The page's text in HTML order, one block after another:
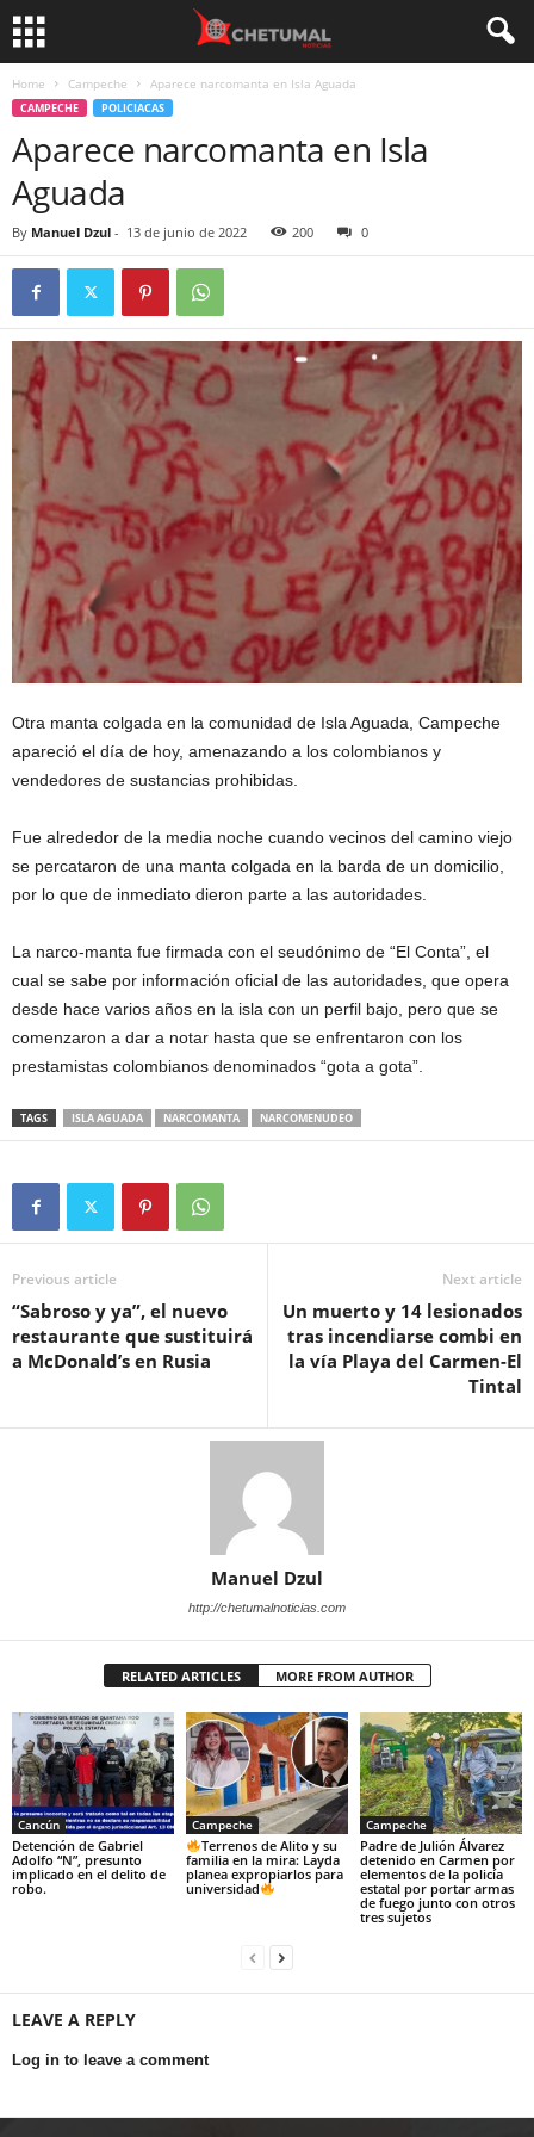
Home Campeche Aparece narcomanta en Isla Aguada
CAMPECHE POLICIACAS
Aparece narcomanta en Isla
Aguada
By Manuel Dzul - 13 de junio de 2022 200 0
Otra manta colgada en la comunidad de Isla Aguada, Campeche
apareció el día de hoy, amenazando a los colombianos y
vendedores de sustancias prohibidas.
Fue alrededor de la media noche cuando vecinos del camino viejo
se percataron de una manta colgada en la barda de un domicilio,
por lo que de inmediato dieron parte a las autoridades.
La narco-manta fue firmada con el seudónimo de “El Conta”, el
cual se sabe por información oficial de las autoridades, que opera
desde hace varios años en la isla con un perfil bajo, pero que se
comenzaron a dar a notar hasta que se enfrentaron con los
prestamistas colombianos denominados “gota a gota”.
TAGS ISLA AGUADA NARCOMANTA NARCOMENUDEO
Previous article
“Sabroso y ya”, el nuevo
restaurante que sustituirá
a McDonald’s en Rusia
Next article
Un muerto y 14 lesionados
tras incendiarse combi en
la vía Playa del Carmen-El
Tintal
Manuel Dzul
http://chetumalnoticias.com
RELATED ARTICLES MORE FROM AUTHOR
Cancún
Detención de Gabriel
Adolfo “N”, presunto
implicado en el delito de
robo.
Campeche
Terrenos de Alito y su
familia en la mira: Layda
planea expropiarlos para
universidad
Campeche
Padre de Julión Álvarez
detenido en Carmen por
elementos de la policía
estatal por portar armas
de fuego junto con otros
tres sujetos
LEAVE A REPLY
Log in to leave a comment